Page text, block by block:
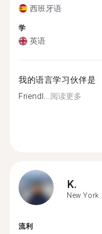
西班牙语
学
英语
我的语言学习伙伴是
Friendl...阅读更多
K.
New York
流利